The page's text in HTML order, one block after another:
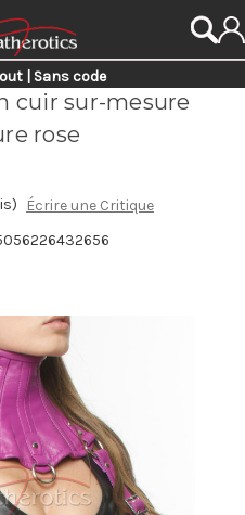
| Sans code
cuir sur-mesure
rose
Écrire une Critique